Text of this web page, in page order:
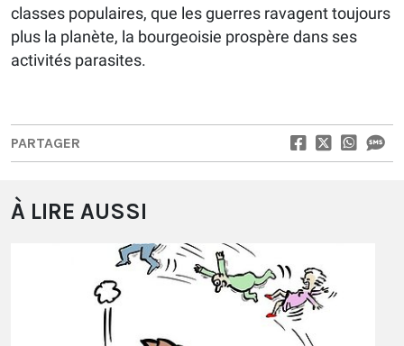
classes populaires, que les guerres ravagent toujours
plus la planète, la bourgeoisie prospère dans ses
activités parasites.
PARTAGER
À LIRE AUSSI